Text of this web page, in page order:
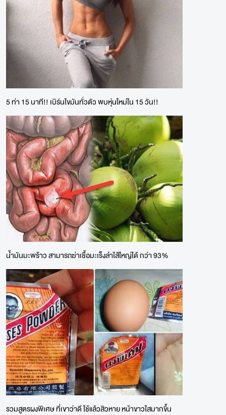
5 ท่า 15 นาที!! เบิร์นไขมันทั่วตัว พบหุ่นใหม่ใน 15 วัน!!
น้ำมันมะพร้าว สามารถฆ่าเชื้อมะเร็งลำไส้ใหญ่ได้ กว่า 93%
รวมสูตรผงพิเศษ ที่เขาว่าดี ใช้แล้วสิวหาย หน้าขาวใสมากขึ้น